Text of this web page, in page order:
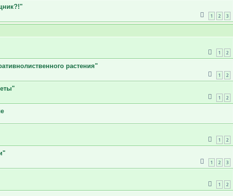
1 2 3
1 2
растения"
1 2
1 2
1 2
1 2 3
1 2